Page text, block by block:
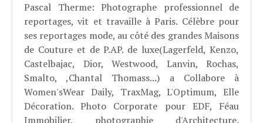
Pascal Therme: Photographe professionnel de
reportages, vit et travaille à Paris. Célèbre pour
ses reportages mode, au côté des grandes Maisons
de Couture et de P.AP. de luxe(Lagerfeld, Kenzo,
Castelbajac, Dior, Westwood, Lanvin, Rochas,
Smalto, ,Chantal Thomass...) a Collabore à
Women'sWear Daily, TraxMag, L'Optimum, Elle
Décoration. Photo Corporate pour EDF, Féau
Immobilier, photographie d'Architecture.